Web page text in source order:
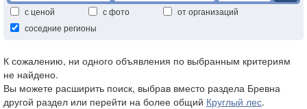
с ценой с фото
от организаций
соседние регионы
К сожалению, ни одного объявления по выбранным критериям
не найдено.
Вы можете расширить поиск, выбрав вместо раздела Бревна
другой раздел или перейти на более общий Круглый лес.